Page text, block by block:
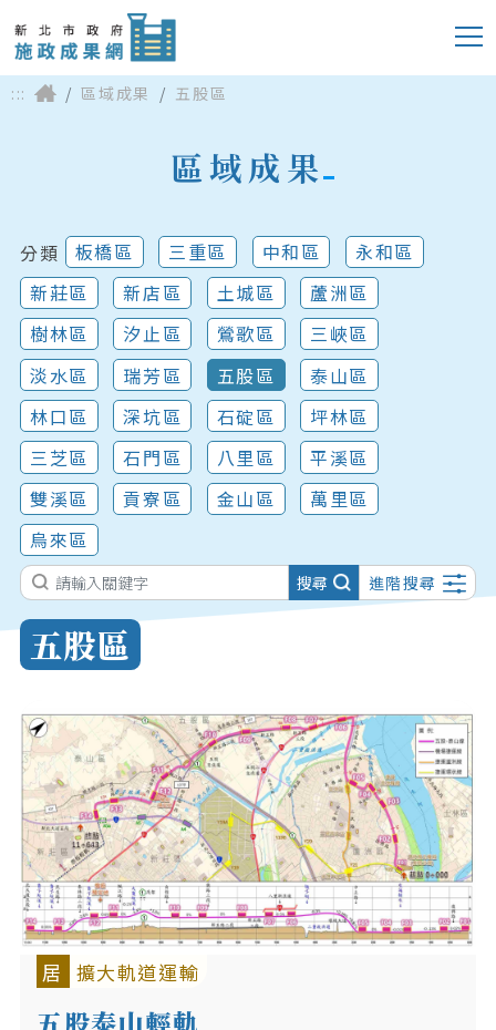
::: 區域成果 五股區
區域成果
分類 板橋區 三重區 中和區
永和區
新莊區
新店區 土城區
蘆洲區
樹林區
汐止區 鶯歌區
三峽區
淡水區
瑞芳區 五股區
泰山區
林口區
深坑區 石碇區
坪林區
三芝區
石門區 八里區
平溪區
雙溪區
貢寮區 金山區
萬里區
烏來區
搜尋 進階搜尋
五股區
居 擴大軌道運輸